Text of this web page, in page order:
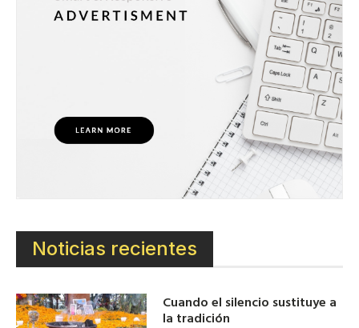
Noticias recientes
Cuando el silencio sustituye a
la tradición